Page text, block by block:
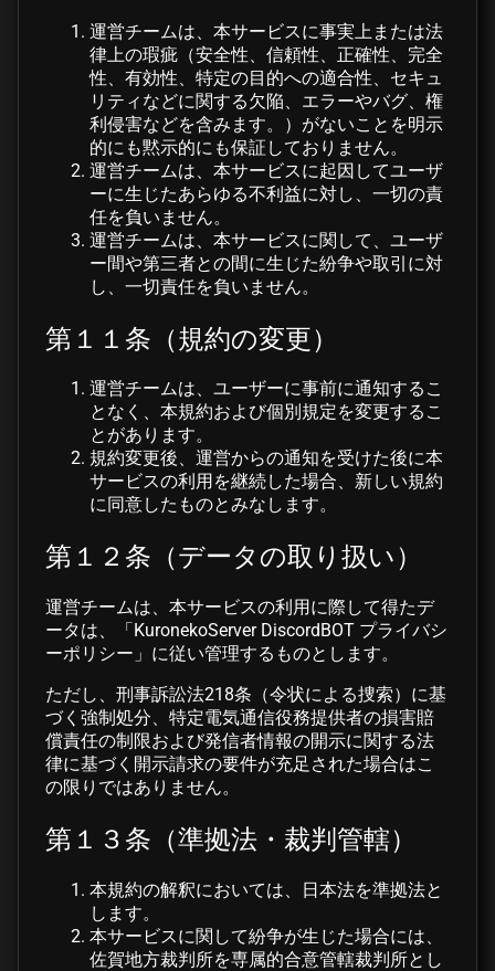
運営チームは、本サービスに事実上または法
律上の瑕疵（安全性、信頼性、正確性、完全
性、有効性、特定の目的への適合性、セキュ
リティなどに関する欠陥、エラーやバグ、権
利侵害などを含みます。）がないことを明示
的にも黙示的にも保証しておりません。
運営チームは、本サービスに起因してユーザ
ーに生じたあらゆる不利益に対し、一切の責
任を負いません。
運営チームは、本サービスに関して、ユーザ
ー間や第三者との間に生じた紛争や取引に対
し、一切責任を負いません。
第１１条（規約の変更）
運営チームは、ユーザーに事前に通知するこ
となく、本規約および個別規定を変更するこ
とがあります。
規約変更後、運営からの通知を受けた後に本
サービスの利用を継続した場合、新しい規約
に同意したものとみなします。
第１２条（データの取り扱い）
運営チームは、本サービスの利用に際して得たデ
ータは、「KuronekoServer DiscordBOT プライバシ
ーポリシー」に従い管理するものとします。
ただし、刑事訴訟法218条（令状による捜索）に基
づく強制処分、特定電気通信役務提供者の損害賠
償責任の制限および発信者情報の開示に関する法
律に基づく開示請求の要件が充足された場合はこ
の限りではありません。
第１３条（準拠法・裁判管轄）
本規約の解釈においては、日本法を準拠法と
します。
本サービスに関して紛争が生じた場合には、
佐賀地方裁判所を専属的合意管轄裁判所とし